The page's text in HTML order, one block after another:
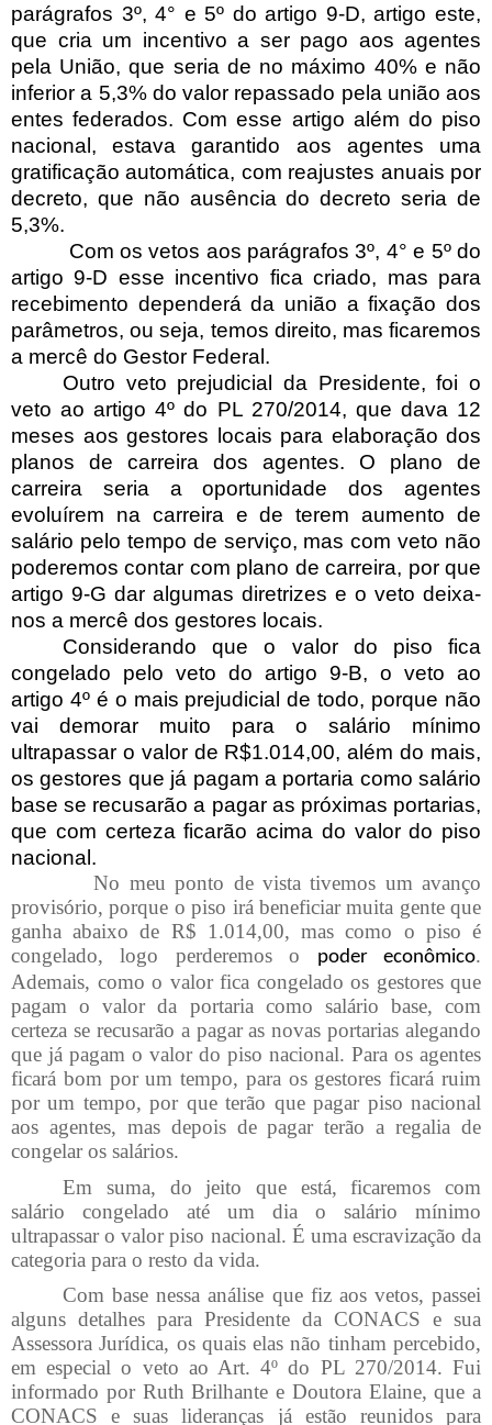
parágrafos 3º, 4° e 5º do artigo 9-D, artigo este,
que cria um incentivo a ser pago aos agentes
pela União, que seria de no máximo 40% e não
inferior a 5,3% do valor repassado pela união aos
entes federados. Com esse artigo além do piso
nacional, estava garantido aos agentes uma
gratificação automática, com reajustes anuais por
decreto, que não ausência do decreto seria de
5,3%.
Com os vetos aos parágrafos 3º, 4° e 5º do
artigo 9-D esse incentivo fica criado, mas para
recebimento dependerá da união a fixação dos
parâmetros, ou seja, temos direito, mas ficaremos
a mercê do Gestor Federal.
Outro veto prejudicial da Presidente, foi o
veto ao artigo 4º do PL 270/2014, que dava 12
meses aos gestores locais para elaboração dos
planos de carreira dos agentes. O plano de
carreira seria a oportunidade dos agentes
evoluírem na carreira e de terem aumento de
salário pelo tempo de serviço, mas com veto não
poderemos contar com plano de carreira, por que
artigo 9-G dar algumas diretrizes e o veto deixa-
nos a mercê dos gestores locais.
Considerando que o valor do piso fica
congelado pelo veto do artigo 9-B, o veto ao
artigo 4º é o mais prejudicial de todo, porque não
vai demorar muito para o salário mínimo
ultrapassar o valor de R$1.014,00, além do mais,
os gestores que já pagam a portaria como salário
base se recusarão a pagar as próximas portarias,
que com certeza ficarão acima do valor do piso
nacional.
No meu ponto de vista tivemos um avanço
provisório, porque o piso irá beneficiar muita gente que
ganha abaixo de R$ 1.014,00, mas como o piso é
congelado, logo perderemos o
poder econômico.
Ademais, como o valor fica congelado os gestores que
pagam o valor da portaria como salário base, com
certeza se recusarão a pagar as novas portarias alegando
que já pagam o valor do piso nacional. Para os agentes
ficará bom por um tempo, para os gestores ficará ruim
por um tempo, por que terão que pagar piso nacional
aos agentes, mas depois de pagar terão a regalia de
congelar os salários.
Em suma, do jeito que está, ficaremos com
salário congelado até um dia o salário mínimo
ultrapassar o valor piso nacional. É uma escravização da
categoria para o resto da vida.
Com base nessa análise que fiz aos vetos, passei
alguns detalhes para Presidente da CONACS e sua
Assessora Jurídica, os quais elas não tinham percebido,
em especial o veto ao Art. 4º do PL 270/2014. Fui
informado por Ruth Brilhante e Doutora Elaine, que a
CONACS e suas lideranças já estão reunidos para